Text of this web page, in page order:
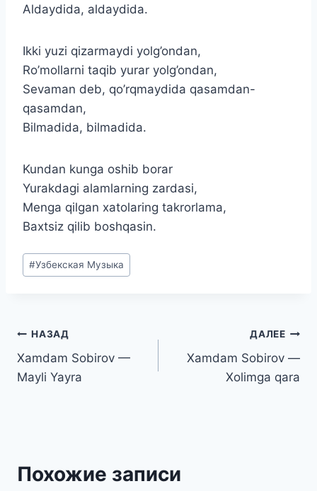
Aldaydida, aldaydida.
Ikki yuzi qizarmaydi yolg’ondan,
Ro’mollarni taqib yurar yolg’ondan,
Sevaman deb, qo’rqmaydida qasamdan-
qasamdan,
Bilmadida, bilmadida.
Kundan kunga oshib borar
Yurakdagi alamlarning zardasi,
Menga qilgan xatolaring takrorlama,
Baxtsiz qilib boshqasin.
Метки
записи:
#Узбекская Музыка
Навигация
по
НАЗАД
Xamdam Sobirov —
Mayli Yayra
ДАЛЕЕ
Xamdam Sobirov —
Xolimga qara
Похожие записи